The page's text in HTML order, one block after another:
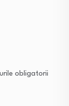
obligatorii